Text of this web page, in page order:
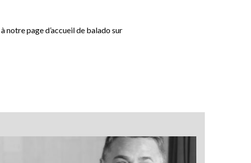
page d’accueil de balado sur